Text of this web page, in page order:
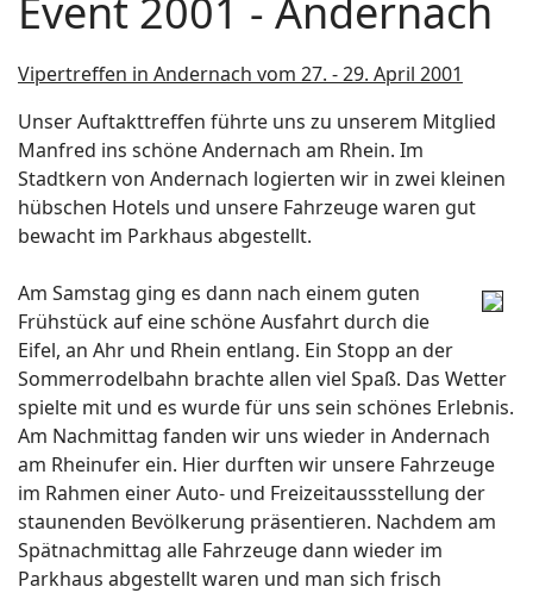
Event 2001 - Andernach
Vipertreffen in Andernach vom 27. - 29. April 2001
Unser Auftakttreffen führte uns zu unserem Mitglied
Manfred ins schöne Andernach am Rhein. Im
Stadtkern von Andernach logierten wir in zwei kleinen
hübschen Hotels und unsere Fahrzeuge waren gut
bewacht im Parkhaus abgestellt.
Am Samstag ging es dann nach einem guten
Frühstück auf eine schöne Ausfahrt durch die
Eifel, an Ahr und Rhein entlang. Ein Stopp an der
Sommerrodelbahn brachte allen viel Spaß. Das Wetter
spielte mit und es wurde für uns sein schönes Erlebnis.
Am Nachmittag fanden wir uns wieder in Andernach
am Rheinufer ein. Hier durften wir unsere Fahrzeuge
im Rahmen einer Auto- und Freizeitaussstellung der
staunenden Bevölkerung präsentieren. Nachdem am
Spätnachmittag alle Fahrzeuge dann wieder im
Parkhaus abgestellt waren und man sich frisch